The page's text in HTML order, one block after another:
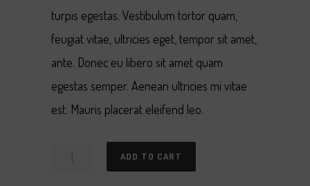
turpis egestas. Vestibulum tortor quam,
feugiat vitae, ultricies eget, tempor sit amet,
ante. Donec eu libero sit amet quam
egestas semper. Aenean ultricies mi vitae
est. Mauris placerat eleifend leo.
Paris
ADD TO CART